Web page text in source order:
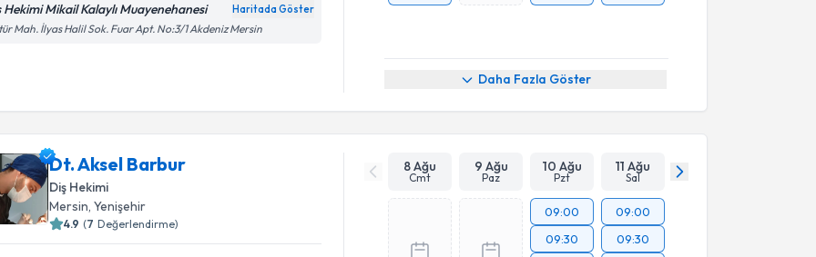
Hekimi Mikail Kalaylı Muayenehanesi Haritada Göster
Mah. İlyas Halil Sok. Fuar Apt. No:3/1 Akdeniz Mersin
Daha Fazla Göster
Dt. Aksel Barbur
Diş Hekimi
Mersin , Yenişehir
4.9 (7 Değerlendirme)
8 Ağu
Cmt
9 Ağu
Paz
10 Ağu
Pzt
11 Ağu
Sal
09:00
09:30
09:00
09:30